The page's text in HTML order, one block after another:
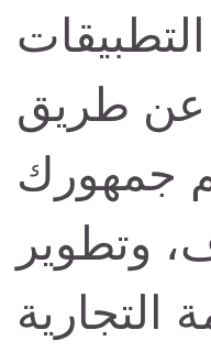
عن طريق
جمهورك
وتطوير
التجارية